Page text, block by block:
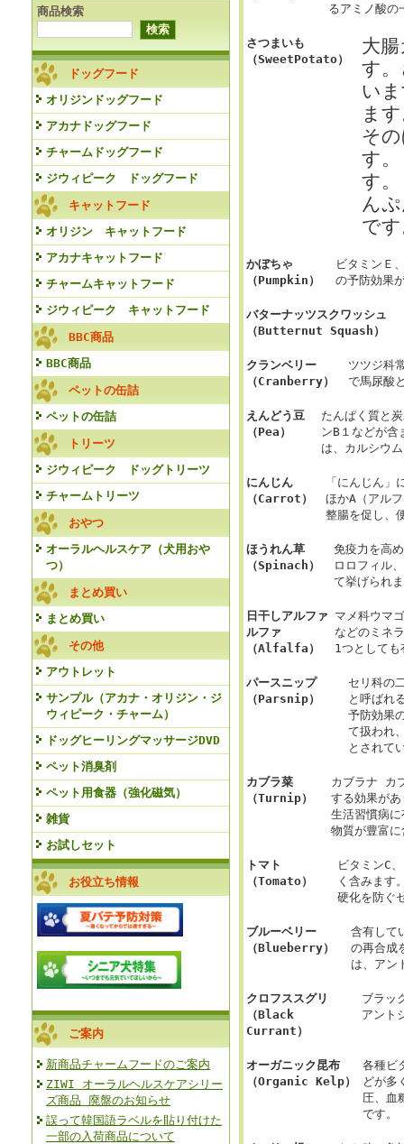
商品検索
ドッグフード
オリジンドッグフード
アカナドッグフード
チャームドッグフード
ジウィピーク ドッグフード
キャットフード
オリジン キャットフード
アカナキャットフード
チャームキャットフード
ジウィピーク キャットフード
BBC商品
BBC商品
ペットの缶詰
ペットの缶詰
トリーツ
ジウィピーク ドッグトリーツ
チャームトリーツ
おやつ
オーラルヘルスケア（犬用おや
つ）
まとめ買い
まとめ買い
その他
アウトレット
サンプル（アカナ・オリジン・ジ
ウィピーク・チャーム）
ドッグヒーリングマッサージDVD
ペット消臭剤
ペット用食器（強化磁気）
雑貨
お試しセット
お役立ち情報
ご案内
新商品チャームフードのご案内
ZIWI オーラルヘルスケアシリー
ズ商品 廃盤のお知らせ
誤って韓国語ラベルを貼り付けた
一部の入荷商品について
るアミノ酸の
さつまいも
（SweetPotato）
大
す
い
ま
そ
す
す
ん
で
かぼちゃ
（Pumpkin）
ビタミンＥ
の予防効果
バターナッツスクワッシュ
（Butternut Squash）
クランベリー
（Cranberry）
ツツジ科
で馬尿酸
えんどう豆
（Pea）
たんぱく質と
ンB１などが含
は、カルシウ
にんじん
（Carrot）
「にんじん
ほかA（アル
整腸を促し、
ほうれん草
（Spinach）
免疫力を高
ロロフィル
て挙げられ
日干しアルファ
ルファ
（Alfalfa）
マメ科ウマ
などのミネ
1つとしても
パースニップ
（Parsnip）
セリ科の
と呼ばれ
予防効果
て扱われ
とされて
カブラ菜
（Turnip）
カブラナ カ
する効果が
生活習慣病
物質が豊富
トマト
（Tomato）
ビタミンC
く含みます
硬化を防ぐ
ブルーベリー
（Blueberry）
含有して
の再合成
は、アン
クロフススグリ
（Black
Currant）
ブラッ
アント
オーガニック昆布
（Organic Kelp）
各種ビ
どが多
圧、血
です。